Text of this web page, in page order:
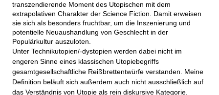
transzendierende Moment des Utopischen mit dem
extrapolativen Charakter der Science Fiction. Damit erweisen
sie sich als besonders fruchtbar, um die Inszenierung und
potentielle Neuaushandlung von Geschlecht in der
Populärkultur auszuloten.
Unter Technikutopien/-dystopien werden dabei nicht im
engeren Sinne eines klassischen Utopiebegriffs
gesamtgesellschaftliche Reißbrettentwürfe verstanden. Meine
Definition beläuft sich außerdem auch nicht ausschließlich auf
das Verständnis von Utopie als rein diskursive Kategorie.